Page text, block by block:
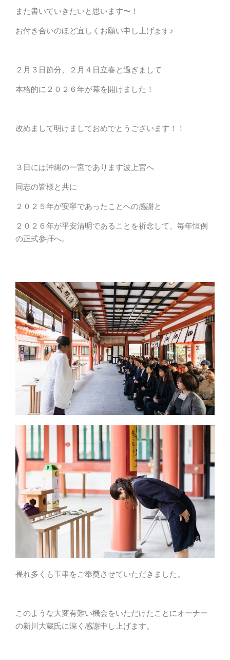
また書いていきたいと思います〜！
お付き合いのほど宜しくお願い申し上げます♪
２月３日節分、２月４日立春と過ぎまして
本格的に２０２６年が幕を開けました！
改めまして明けましておめでとうございます！！
３日には沖縄の一宮であります波上宮へ
同志の皆様と共に
２０２５年が安寧であったことへの感謝と
２０２６年が平安清明であることを祈念して、毎年恒例
の正式参拝へ。
畏れ多くも玉串をご奉奠させていただきました。
このような大変有難い機会をいただけたことにオーナー
の新川大蔵氏に深く感謝申し上げます。